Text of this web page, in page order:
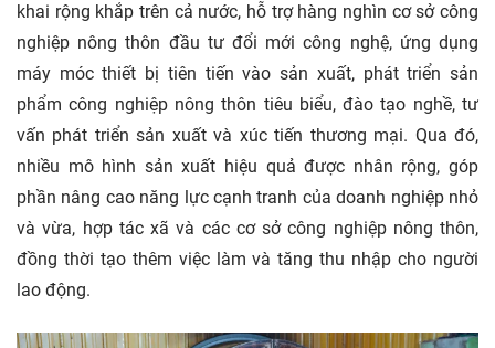
khai rộng khắp trên cả nước, hỗ trợ hàng nghìn cơ sở công
nghiệp nông thôn đầu tư đổi mới công nghệ, ứng dụng
máy móc thiết bị tiên tiến vào sản xuất, phát triển sản
phẩm công nghiệp nông thôn tiêu biểu, đào tạo nghề, tư
vấn phát triển sản xuất và xúc tiến thương mại. Qua đó,
nhiều mô hình sản xuất hiệu quả được nhân rộng, góp
phần nâng cao năng lực cạnh tranh của doanh nghiệp nhỏ
và vừa, hợp tác xã và các cơ sở công nghiệp nông thôn,
đồng thời tạo thêm việc làm và tăng thu nhập cho người
lao động.